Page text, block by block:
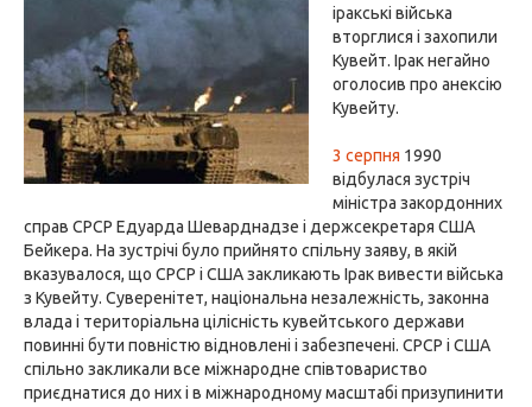
іракські війська
вторглися і захопили
Кувейт. Ірак негайно
оголосив про анексію
Кувейту.
3 серпня 1990
відбулася зустріч
міністра закордонних
справ СРСР Едуарда Шеварднадзе і держсекретаря США
Бейкера. На зустрічі було прийнято спільну заяву, в якій
вказувалося, що СРСР і США закликають Ірак вивести війська
з Кувейту. Суверенітет, національна незалежність, законна
влада і територіальна цілісність кувейтського держави
повинні бути повністю відновлені і забезпечені. СРСР і США
спільно закликали все міжнародне співтовариство
приєднатися до них і в міжнародному масштабі призупинити